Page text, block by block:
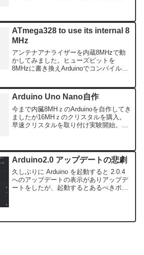
くsi5351a TFT V...
ATmega328 to use its internal 8
MHz
アンテナアナライザーを内蔵8MHzで動
かしてみました。ヒューズビットを
8MHzに書き換えArduinoでコンパイルし
わずコンパクトに作ることが出来ます。
Arduino Uno Nano自作
今まで内臓8MHｚのArduinoを自作してき
ましたが16MHｚのクリスタルを購入。
早速クリスタルを取り付け実験開始。
0xFFLOCKBIT...
Arduino2.0 アップデートの悲劇
久しぶりに Arduino を起動すると 2.0.4
へのアップデートの表示がありアップデ
ートをしたが、起動するとあるべきポー